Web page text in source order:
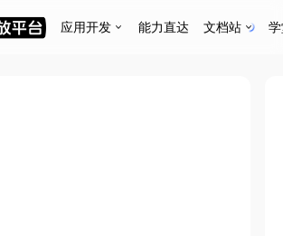
应用开发 能力直达 文档站